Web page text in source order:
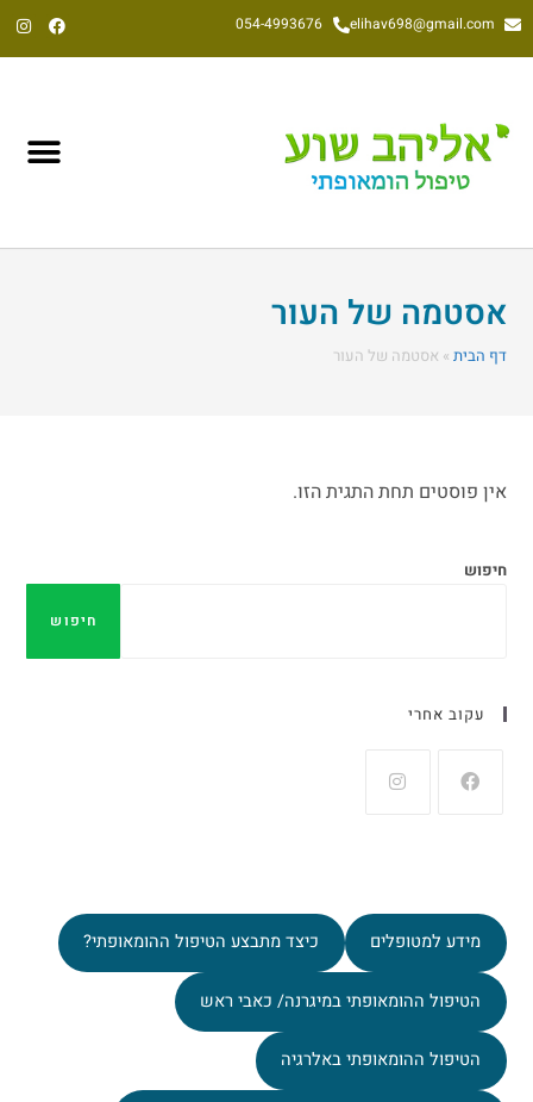
elihav698@gmail.com
054-4993676
אסטמה של העור
דף הבית » אסטמה של העור
אין פוסטים תחת התגית הזו.
חיפוש
חיפוש
עקוב אחרי
מידע למטופלים כיצד מתבצע הטיפול ההומאופתי?
הטיפול ההומאופתי במיגרנה/ כאבי ראש
הטיפול ההומאופתי באלרגיה